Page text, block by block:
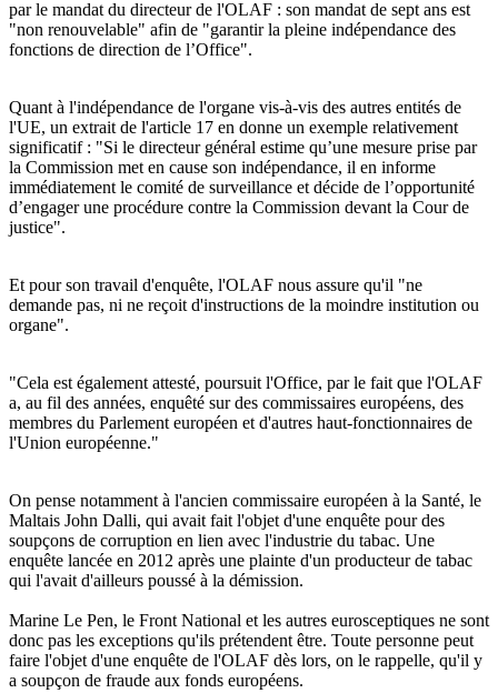
par le mandat du directeur de l'OLAF : son mandat de sept ans est
"non renouvelable" afin de "garantir la pleine indépendance des
fonctions de direction de l’Office".
Quant à l'indépendance de l'organe vis-à-vis des autres entités de
l'UE, un extrait de l'article 17 en donne un exemple relativement
significatif : "Si le directeur général estime qu’une mesure prise par
la Commission met en cause son indépendance, il en informe
immédiatement le comité de surveillance et décide de l’opportunité
d’engager une procédure contre la Commission devant la Cour de
justice".
Et pour son travail d'enquête, l'OLAF nous assure qu'il "ne
demande pas, ni ne reçoit d'instructions de la moindre institution ou
organe".
"Cela est également attesté, poursuit l'Office, par le fait que l'OLAF
a, au fil des années, enquêté sur des commissaires européens, des
membres du Parlement européen et d'autres haut-fonctionnaires de
l'Union européenne."
On pense notamment à l'ancien commissaire européen à la Santé, le
Maltais John Dalli, qui avait fait l'objet d'une enquête pour des
soupçons de corruption en lien avec l'industrie du tabac. Une
enquête lancée en 2012 après une plainte d'un producteur de tabac
qui l'avait d'ailleurs poussé à la démission.
Marine Le Pen, le Front National et les autres eurosceptiques ne sont
donc pas les exceptions qu'ils prétendent être. Toute personne peut
faire l'objet d'une enquête de l'OLAF dès lors, on le rappelle, qu'il y
a soupçon de fraude aux fonds européens.